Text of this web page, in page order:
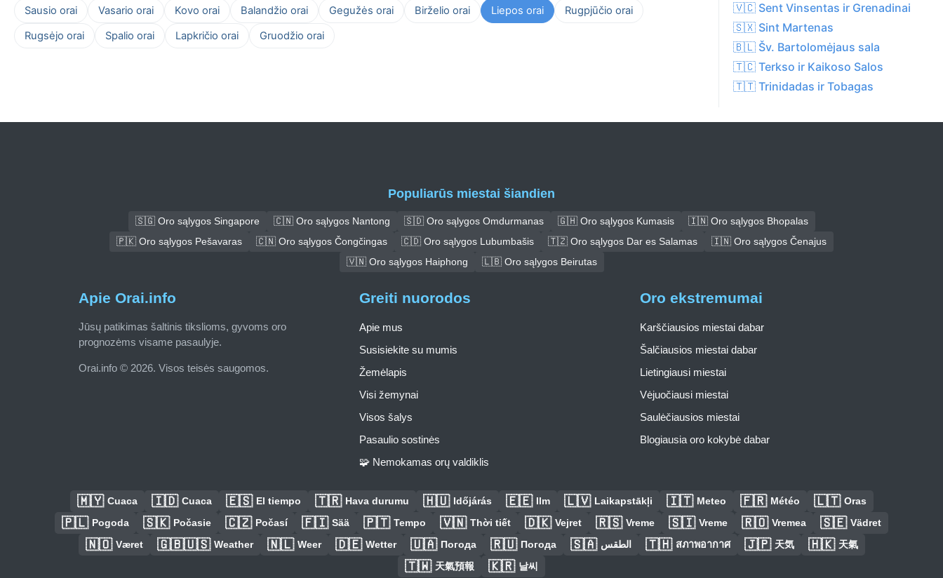
Sausio orai Vasario orai Kovo orai Balandžio orai Gegužės orai Birželio orai Liepos orai
Rugpjūčio orai
Rugsėjo orai
Spalio orai Lapkričio orai Gruodžio orai
🇻🇨 Sent Vinsentas ir Grenadinai
🇸🇽 Sint Martenas
🇧🇱 Šv. Bartolomėjaus sala
🇹🇨 Terkso ir Kaikoso Salos
🇹🇹 Trinidadas ir Tobagas
Populiarūs miestai šiandien
🇸🇬 Oro sąlygos Singapore 🇨🇳 Oro sąlygos Nantong 🇸🇩 Oro sąlygos Omdurmanas 🇬🇭 Oro sąlygos Kumasis
🇮🇳 Oro sąlygos Bhopalas
🇵🇰 Oro sąlygos Pešavaras
🇨🇳 Oro sąlygos Čongčingas 🇨🇩 Oro sąlygos Lubumbašis 🇹🇿 Oro sąlygos Dar es Salamas
🇮🇳 Oro sąlygos Čenajus
🇻🇳 Oro sąlygos Haiphong
🇱🇧 Oro sąlygos Beirutas
Apie Orai.info
Jūsų patikimas šaltinis tikslioms, gyvoms oro
prognozėms visame pasaulyje.
Orai.info © 2026. Visos teisės saugomos.
Greiti nuorodos
Apie mus
Susisiekite su mumis
Žemėlapis
Visi žemynai
Visos šalys
Pasaulio sostinės
🧩 Nemokamas orų valdiklis
Oro ekstremumai
Karščiausios miestai dabar
Šalčiausios miestai dabar
Lietingiausi miestai
Vėjuočiausi miestai
Saulėčiausios miestai
Blogiausia oro kokybė dabar
🇲🇾 Cuaca 🇮🇩 Cuaca 🇪🇸 El tiempo 🇹🇷 Hava durumu 🇭🇺 Időjárás 🇪🇪 Ilm 🇱🇻 Laikapstākļi 🇮🇹 Meteo 🇫🇷 Météo 🇱🇹 Oras
🇵🇱 Pogoda 🇸🇰 Počasie 🇨🇿 Počasí 🇫🇮 Sää 🇵🇹 Tempo 🇻🇳 Thời tiết 🇩🇰 Vejret 🇷🇸 Vreme 🇸🇮 Vreme 🇷🇴 Vremea 🇸🇪 Vädret
🇳🇴 Været 🇬🇧🇺🇸 Weather 🇳🇱 Weer 🇩🇪 Wetter 🇺🇦 Погода 🇷🇺 Погода 🇸🇦 الطقس 🇹🇭 สภาพอากาศ 🇯🇵 天気 🇭🇰 天氣
🇹🇼 天氣預報 🇰🇷 날씨